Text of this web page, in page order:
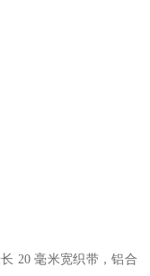
20 毫米宽织带，铝合